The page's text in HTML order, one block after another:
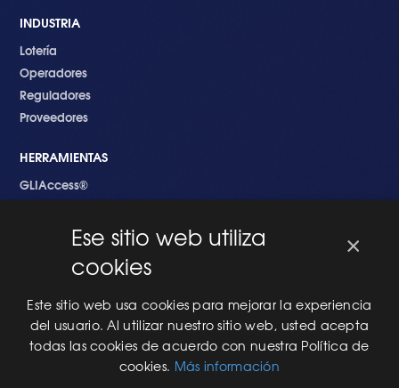
INDUSTRIA
Lotería
Operadores
Reguladores
Proveedores
HERRAMIENTAS
GLIAccess®
EMPEZANDO
Nuevo en GLI
Nuevo Software
Una Nueva Máquina
Modificaciones al Software
Modificaciones al Hardware
×
Ese sitio web utiliza
cookies
Este sitio web usa cookies para mejorar la experiencia
del usuario. Al utilizar nuestro sitio web, usted acepta
todas las cookies de acuerdo con nuestra Política de
cookies. Más información